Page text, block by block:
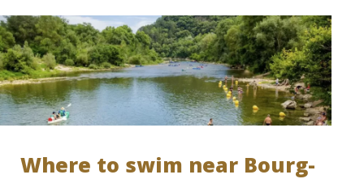
Where to swim near Bourg-